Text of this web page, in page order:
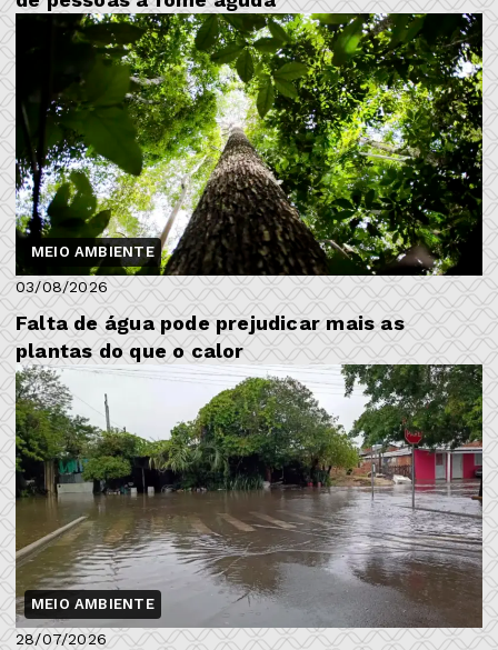
MEIO AMBIENTE
03/08/2026
Falta de água pode prejudicar mais as
plantas do que o calor
MEIO AMBIENTE
28/07/2026